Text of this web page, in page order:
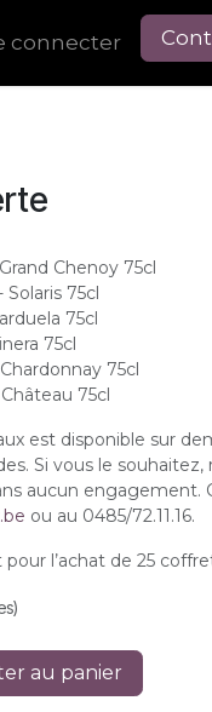
connecter
Chenoy 75cl
Solaris 75cl
75cl
75cl
75cl
75cl
est disponible sur
Si vous le souhaitez,
aucun engagement.
ou au 0485/72.11.16.
l’achat de 25
au panier